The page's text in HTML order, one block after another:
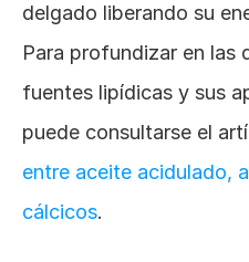
delgado liberando su
Para profundizar en las
fuentes lipídicas y sus
puede consultarse el
entre aceite acidulado,
cálcicos.